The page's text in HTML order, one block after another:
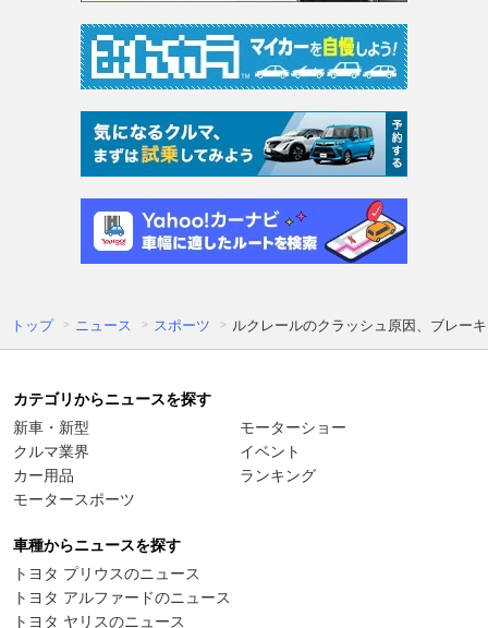
トップ ニュース スポーツ ルクレールのクラッシュ原因、ブレー
カテゴリからニュースを探す
新車・新型
クルマ業界
カー用品
モータースポーツ
モーターショー
イベント
ランキング
車種からニュースを探す
トヨタ プリウスのニュース
トヨタ アルファードのニュース
トヨタ ヤリスのニュース